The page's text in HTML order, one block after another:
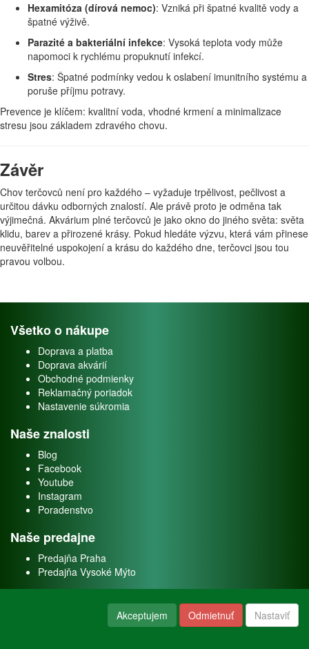
Hexamitóza (dírová nemoc): Vzniká při špatné kvalitě vody a
špatné výživě.
Parazité a bakteriální infekce: Vysoká teplota vody může
napomoci k rychlému propuknutí infekcí.
Stres: Špatné podmínky vedou k oslabení imunitního systému a
poruše příjmu potravy.
Prevence je klíčem: kvalitní voda, vhodné krmení a minimalizace
stresu jsou základem zdravého chovu.
Závěr
Chov terčovců není pro každého – vyžaduje trpělivost, pečlivost a
určitou dávku odborných znalostí. Ale právě proto je odměna tak
výjimečná. Akvárium plné terčovců je jako okno do jiného světa: světa
klidu, barev a přirozené krásy. Pokud hledáte výzvu, která vám přinese
neuvěřitelné uspokojení a krásu do každého dne, terčovci jsou tou
pravou volbou.
Všetko o nákupe
Doprava a platba
Doprava akvárií
Obchodné podmienky
Reklamačný poriadok
Nastavenie súkromia
Naše znalosti
Blog
Facebook
Youtube
Instagram
Poradenstvo
Naše predajne
Predajňa Praha
Predajňa Vysoké Mýto
Akceptujem Odmietnuť Nastaviť